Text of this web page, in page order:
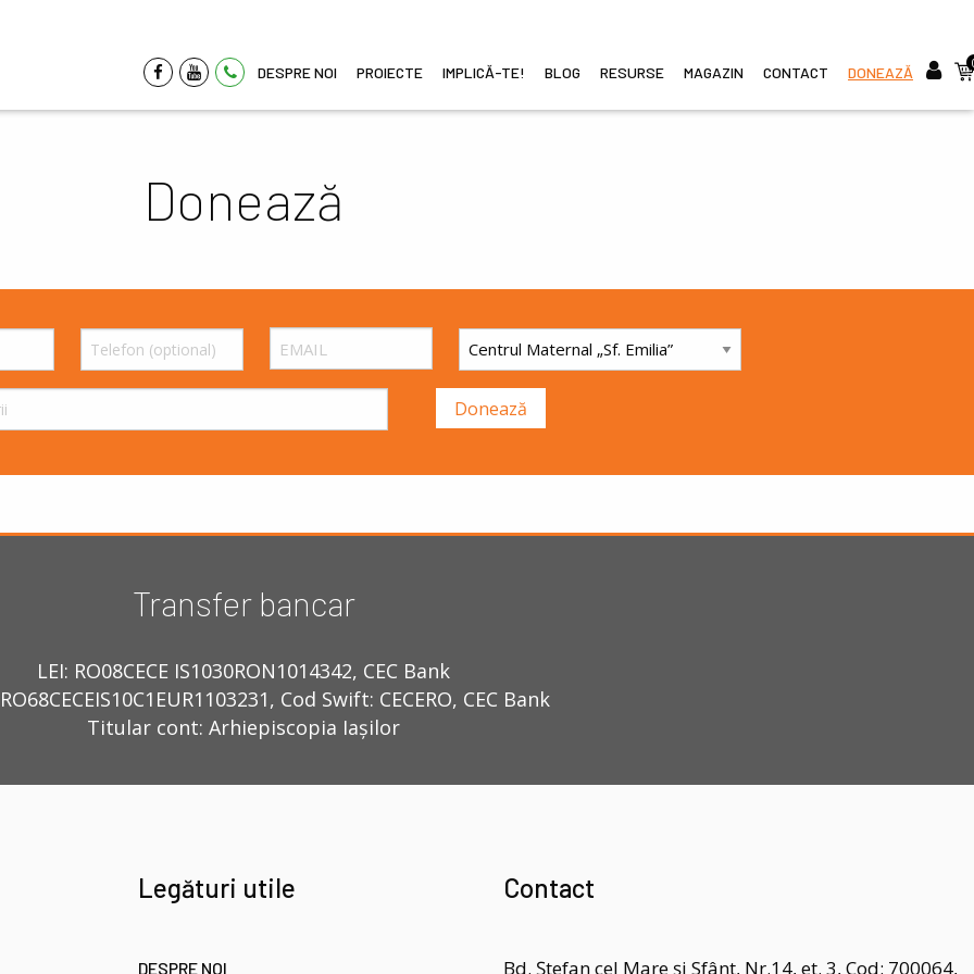
DESPRE NOI PROIECTE IMPLICĂ-TE! BLOG RESURSE MAGAZIN CONTACT DONEAZĂ
Donează
Transfer bancar
LEI: RO08CECE IS1030RON1014342, CEC Bank
Cod Swift: CECERO, CEC Bank
Titular cont: Arhiepiscopia Iașilor
Legături utile
DESPRE NOI
Contact
Bd. Ștefan cel Mare și Sfânt, Nr.14, et. 3, Cod: 700064,